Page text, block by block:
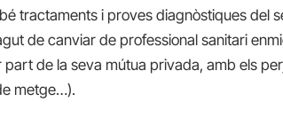
tractaments i proves diagnòstiques del
de canviar de professional sanitari
de la seva mútua privada, amb els
metge…).